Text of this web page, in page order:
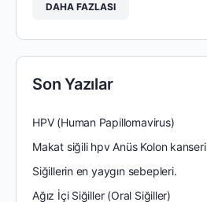
DAHA FAZLASI
Son Yazılar
HPV (Human Papillomavirus)
Makat siğili hpv Anüs Kolon kanseri
Siğillerin en yaygın sebepleri.
Ağız İçi Siğiller (Oral Siğiller)